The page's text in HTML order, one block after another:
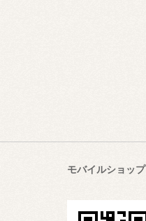
モバイルショップ